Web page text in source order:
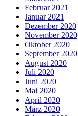
Februar 2021
Januar 2021
Dezember 2020
November 2020
Oktober 2020
September 2020
August 2020
Juli 2020
Juni 2020
Mai 2020
April 2020
März 2020